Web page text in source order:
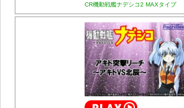
CR機動戦艦ナデシコ2 MAXタイプ